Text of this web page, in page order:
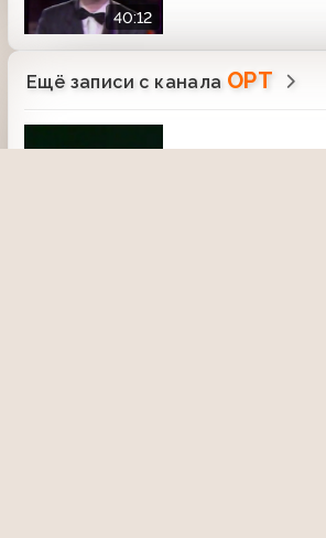
40:12
Ещё записи с канала ОРТ